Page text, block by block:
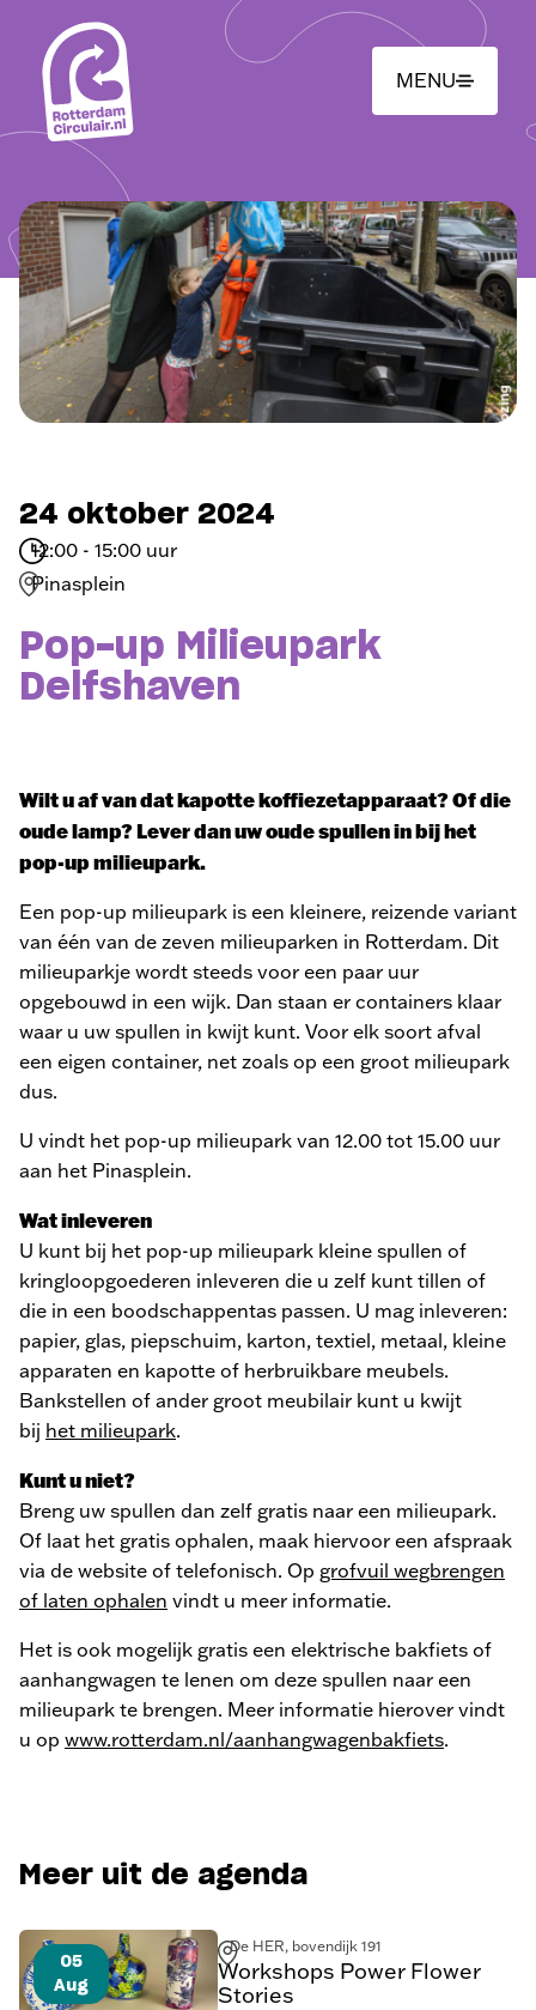
hoofdinhoud
MENU
24 oktober 2024
12:00 - 15:00 uur
Pinasplein
Pop-up Milieupark
Delfshaven
Wilt u af van dat kapotte koffiezetapparaat? Of die
oude lamp? Lever dan uw oude spullen in bij het
pop-up milieupark.
Een pop-up milieupark is een kleinere, reizende variant
van één van de zeven milieuparken in Rotterdam. Dit
milieuparkje wordt steeds voor een paar uur
opgebouwd in een wijk. Dan staan er containers klaar
waar u uw spullen in kwijt kunt. Voor elk soort afval
een eigen container, net zoals op een groot milieupark
dus.
U vindt het pop-up milieupark van 12.00 tot 15.00 uur
aan het Pinasplein.
Wat inleveren
U kunt bij het pop-up milieupark kleine spullen of
kringloopgoederen inleveren die u zelf kunt tillen of
die in een boodschappentas passen. U mag inleveren:
papier, glas, piepschuim, karton, textiel, metaal, kleine
apparaten en kapotte of herbruikbare meubels.
Bankstellen of ander groot meubilair kunt u kwijt
bij het milieupark.
Kunt u niet?
Breng uw spullen dan zelf gratis naar een milieupark.
Of laat het gratis ophalen, maak hiervoor een afspraak
via de website of telefonisch. Op grofvuil wegbrengen
of laten ophalen vindt u meer informatie.
Het is ook mogelijk gratis een elektrische bakfiets of
aanhangwagen te lenen om deze spullen naar een
milieupark te brengen. Meer informatie hierover vindt
u op www.rotterdam.nl/aanhangwagenbakfiets.
Meer uit de agenda
05
Aug
De HER, bovendijk 191
Workshops Power Flower
Stories